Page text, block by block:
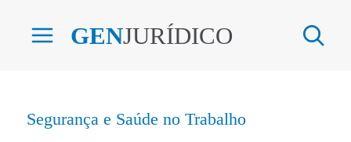
GENJURÍDICO
Segurança e Saúde no Trabalho